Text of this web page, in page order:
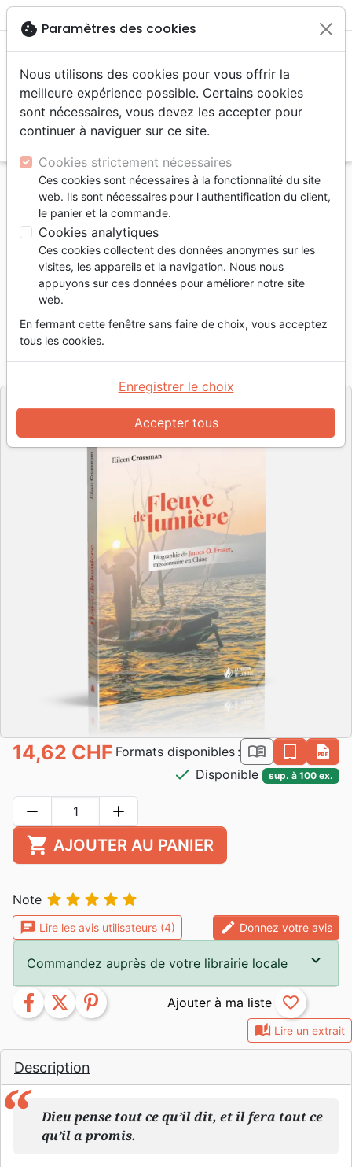
menu
Accueil Livres
Témoignages, biographies
Fleuve de lumière - Biographie de James O. Fraser,
missionnaire en Chine
Fleuve de lumière
Biographie de James O. Fraser,
missionnaire en Chine
Auteur :Eileen Crossman
auto_stories Lire un extrait
Description
Dieu pense tout ce qu’il dit, et il fera tout ce
qu’il a promis.
14,62 CHF Formats disponibles : book_open epub
pdf
check Disponible sup. à 100 ex.
remove add
shopping_cart AJOUTER AU PANIER
Note     
chat Lire les avis utilisateurs (4) edit Donnez votre avis
Commandez auprès de votre librairie locale
facebook twitter pinterest favorite_border
cookie Paramètres des cookies
Nous utilisons des cookies pour vous offrir la
meilleure expérience possible. Certains cookies
sont nécessaires, vous devez les accepter pour
continuer à naviguer sur ce site.
Cookies strictement nécessaires
Ces cookies sont nécessaires à la fonctionnalité du site
web. Ils sont nécessaires pour l'authentification du client,
le panier et la commande.
Cookies analytiques
Ces cookies collectent des données anonymes sur les
visites, les appareils et la navigation. Nous nous
appuyons sur ces données pour améliorer notre site
web.
En fermant cette fenêtre sans faire de choix, vous acceptez
tous les cookies.
Accepter tous
Enregistrer le choix